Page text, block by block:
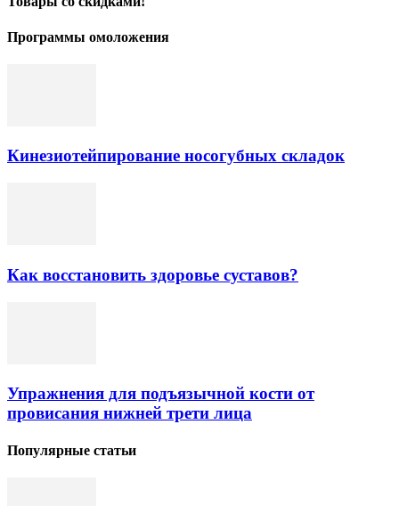
Программы омоложения
Кинезиотейпирование носогубных складок
Как восстановить здоровье суставов?
Упражнения для подъязычной кости от
провисания нижней трети лица
Популярные статьи